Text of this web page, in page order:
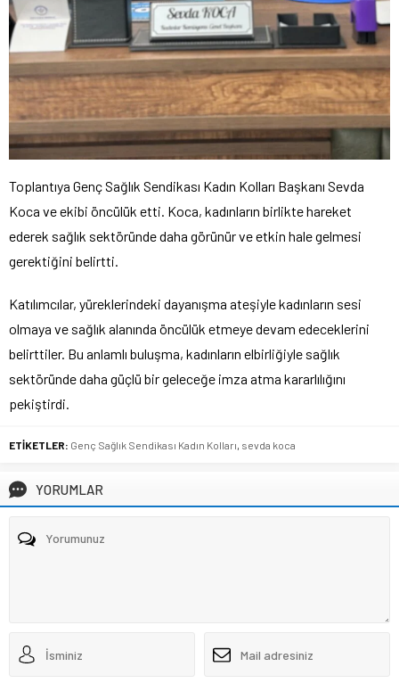
Toplantıya Genç Sağlık Sendikası Kadın Kolları Başkanı Sevda
Koca ve ekibi öncülük etti. Koca, kadınların birlikte hareket
ederek sağlık sektöründe daha görünür ve etkin hale gelmesi
gerektiğini belirtti.
Katılımcılar, yüreklerindeki dayanışma ateşiyle kadınların sesi
olmaya ve sağlık alanında öncülük etmeye devam edeceklerini
belirttiler. Bu anlamlı buluşma, kadınların elbirliğiyle sağlık
sektöründe daha güçlü bir geleceğe imza atma kararlılığını
pekiştirdi.
ETİKETLER: Genç Sağlık Sendikası Kadın Kolları, sevda koca
YORUMLAR